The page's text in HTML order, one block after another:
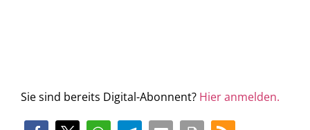
Sie sind bereits Digital-Abonnent? Hier anmelden.